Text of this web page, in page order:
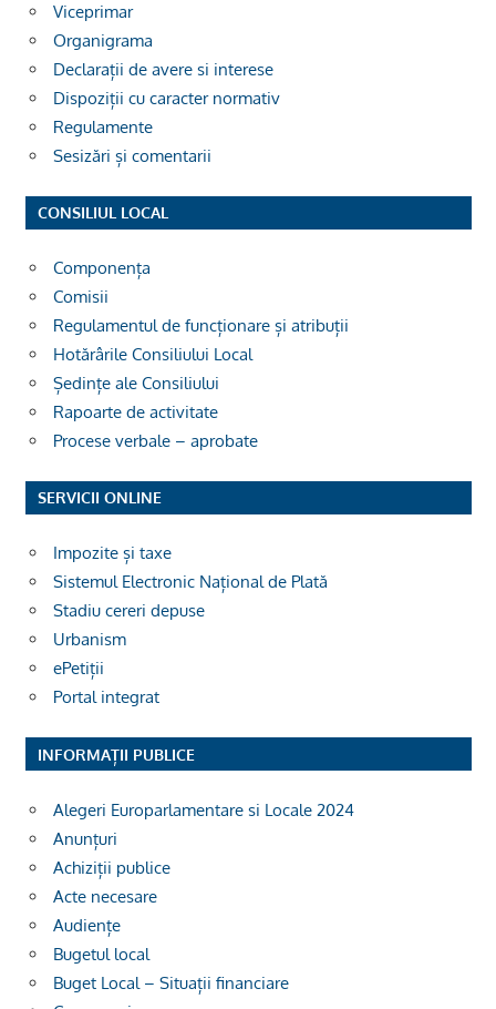
Viceprimar
Organigrama
Declarații de avere si interese
Dispoziții cu caracter normativ
Regulamente
Sesizări și comentarii
CONSILIUL LOCAL
Componența
Comisii
Regulamentul de funcționare și atribuții
Hotărârile Consiliului Local
Ședințe ale Consiliului
Rapoarte de activitate
Procese verbale – aprobate
SERVICII ONLINE
Impozite și taxe
Sistemul Electronic Național de Plată
Stadiu cereri depuse
Urbanism
ePetiții
Portal integrat
INFORMAȚII PUBLICE
Alegeri Europarlamentare si Locale 2024
Anunțuri
Achiziții publice
Acte necesare
Audiențe
Bugetul local
Buget Local – Situații financiare